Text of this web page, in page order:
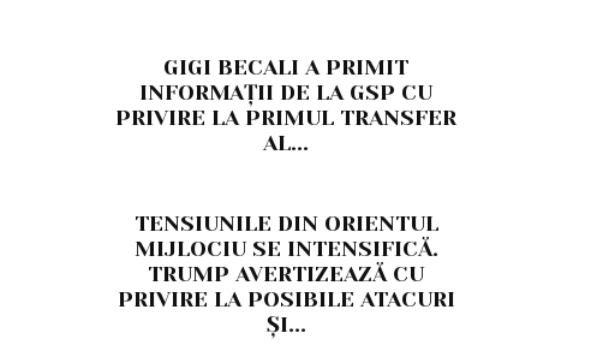
GIGI BECALI A PRIMIT
INFORMAȚII DE LA GSP CU
PRIVIRE LA PRIMUL TRANSFER
AL...
TENSIUNILE DIN ORIENTUL
MIJLOCIU SE INTENSIFICĂ.
TRUMP AVERTIZEAZĂ CU
PRIVIRE LA POSIBILE ATACURI
ȘI...